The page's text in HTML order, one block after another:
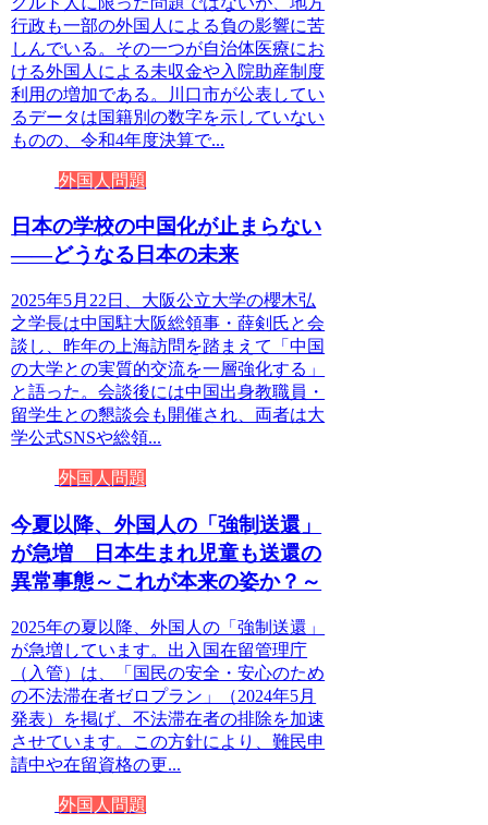
行政も一部の外国人による負の影響に苦
しんでいる。その一つが自治体医療にお
ける外国人による未収金や入院助産制度
利用の増加である。川口市が公表してい
るデータは国籍別の数字を示していない
ものの、令和4年度決算で...
外国人問題
日本の学校の中国化が止まらない
――どうなる日本の未来
2025年5月22日、大阪公立大学の櫻木弘
之学長は中国駐大阪総領事・薛剣氏と会
談し、昨年の上海訪問を踏まえて「中国
の大学との実質的交流を一層強化する」
と語った。会談後には中国出身教職員・
留学生との懇談会も開催され、両者は大
学公式SNSや総領...
外国人問題
今夏以降、外国人の「強制送還」
が急増 日本生まれ児童も送還の
異常事態～これが本来の姿か？～
2025年の夏以降、外国人の「強制送還」
が急増しています。出入国在留管理庁
（入管）は、「国民の安全・安心のため
の不法滞在者ゼロプラン」（2024年5月
発表）を掲げ、不法滞在者の排除を加速
させています。この方針により、難民申
請中や在留資格の更...
外国人問題